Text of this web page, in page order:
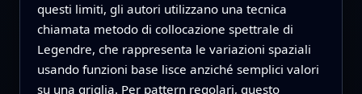
questi limiti, gli autori utilizzano una tecnica
chiamata metodo di collocazione spettrale di
Legendre, che rappresenta le variazioni spaziali
usando funzioni base lisce anziché semplici valori
su una griglia. Per pattern regolari, questo